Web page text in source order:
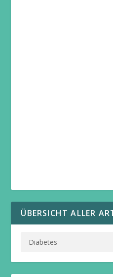
ÜBERSICHT ALLER